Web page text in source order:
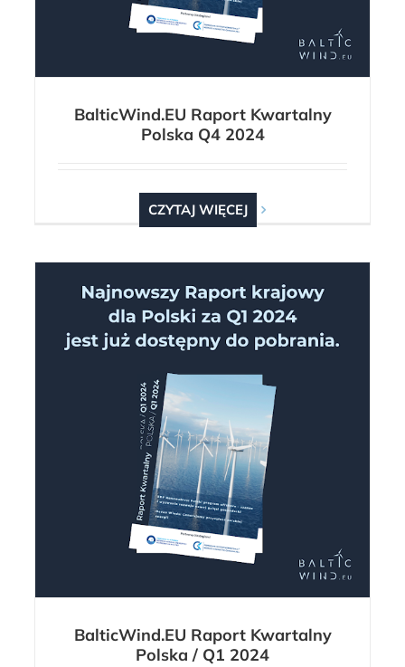
BalticWind.EU Raport Kwartalny
Polska Q4 2024
CZYTAJ WIĘCEJ
BalticWind.EU Raport Kwartalny
Polska / Q1 2024